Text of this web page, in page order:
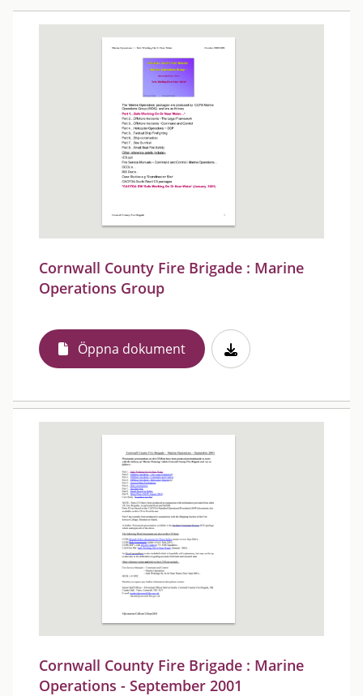
Cornwall County Fire Brigade : Marine
Operations Group
Öppna dokument
Cornwall County Fire Brigade : Marine
Operations - September 2001